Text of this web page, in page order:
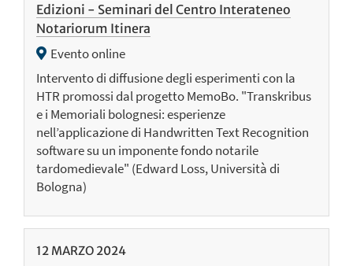
Edizioni - Seminari del Centro Interateneo
Notariorum Itinera
Evento online
Intervento di diffusione degli esperimenti con la
HTR promossi dal progetto MemoBo. "Transkribus
e i Memoriali bolognesi: esperienze
nell’applicazione di Handwritten Text Recognition
software su un imponente fondo notarile
tardomedievale" (Edward Loss, Università di
Bologna)
12 MARZO 2024